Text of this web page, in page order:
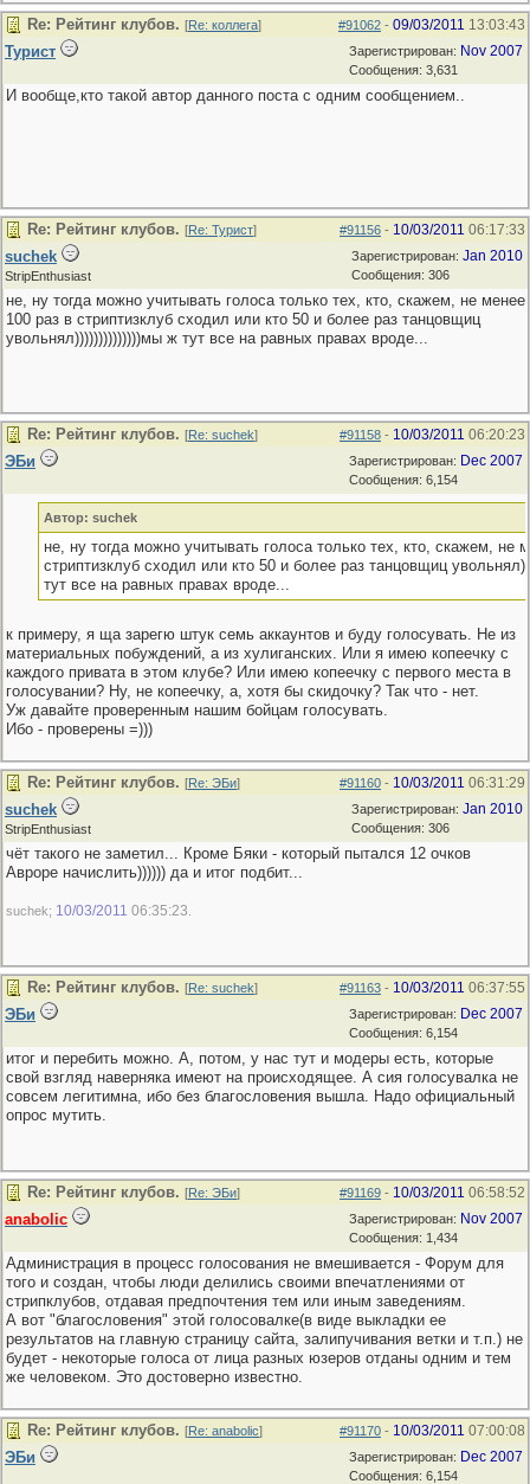
#91062 - 09/03/2011 13:03:43
Re: Рейтинг клубов. [Re: коллега]
Зарегистрирован: Nov 2007
Сообщения: 3,631
Турист
И вообще,кто такой автор данного поста с одним сообщением..
#91156 - 10/03/2011 06:17:33
Re: Рейтинг клубов. [Re: Турист]
Зарегистрирован: Jan 2010
Сообщения: 306
suchek
StripEnthusiast
не, ну тогда можно учитывать голоса только тех, кто, скажем, не менее
100 раз в стриптизклуб сходил или кто 50 и более раз танцовщиц
увольнял))))))))))))))мы ж тут все на равных правах вроде...
#91158 - 10/03/2011 06:20:23
Re: Рейтинг клубов. [Re: suchek]
Зарегистрирован: Dec 2007
Сообщения: 6,154
ЭБи
Автор: suchek
не, ну тогда можно учитывать голоса только тех, кто, скажем, не
стриптизклуб сходил или кто 50 и более раз танцовщиц
тут все на равных правах вроде...
к примеру, я ща зарегю штук семь аккаунтов и буду голосувать. Не из
материальных побуждений, а из хулиганских. Или я имею копеечку с
каждого привата в этом клубе? Или имею копеечку с первого места в
голосувании? Ну, не копеечку, а, хотя бы скидочку? Так что - нет.
Уж давайте проверенным нашим бойцам голосувать.
Ибо - проверены =)))
#91160 - 10/03/2011 06:31:29
Re: Рейтинг клубов. [Re: ЭБи]
Зарегистрирован: Jan 2010
Сообщения: 306
suchek
StripEnthusiast
чёт такого не заметил... Кроме Бяки - который пытался 12 очков
Авроре начислить)))))) да и итог подбит...
suchek; 10/03/2011 06:35:23
#91163 - 10/03/2011 06:37:55
Re: Рейтинг клубов. [Re: suchek]
Зарегистрирован: Dec 2007
Сообщения: 6,154
ЭБи
итог и перебить можно. А, потом, у нас тут и модеры есть, которые
свой взгляд наверняка имеют на происходящее. А сия голосувалка не
совсем легитимна, ибо без благословения вышла. Надо официальный
опрос мутить.
#91169 - 10/03/2011 06:58:52
Re: Рейтинг клубов. [Re: ЭБи]
Зарегистрирован: Nov 2007
Сообщения: 1,434
anabolic
Администрация в процесс голосования не вмешивается - Форум для
того и создан, чтобы люди делились своими впечатлениями от
стрипклубов, отдавая предпочтения тем или иным заведениям.
А вот "благословения" этой голосовалке(в виде выкладки ее
результатов на главную страницу сайта, залипучивания ветки и т.п.) не
будет - некоторые голоса от лица разных юзеров отданы одним и тем
же человеком. Это достоверно известно.
#91170 - 10/03/2011 07:00:08
Re: Рейтинг клубов. [Re: anabolic]
Зарегистрирован: Dec 2007
Сообщения: 6,154
ЭБи